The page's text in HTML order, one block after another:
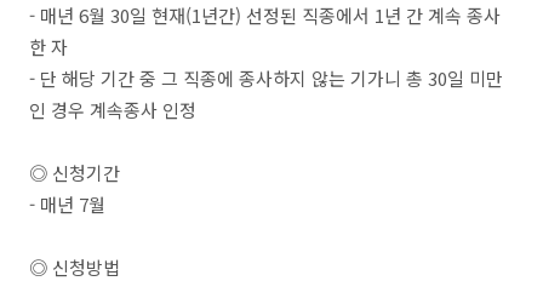
- 매년 6월 30일 현재(1년간) 선정된 직종에서 1년 간 계속 종사
한 자
- 단 해당 기간 중 그 직종에 종사하지 않는 기가니 총 30일 미만
인 경우 계속종사 인정
◎ 신청기간
- 매년 7월
◎ 신청방법